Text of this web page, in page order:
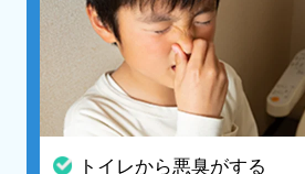
トイレから悪臭がする